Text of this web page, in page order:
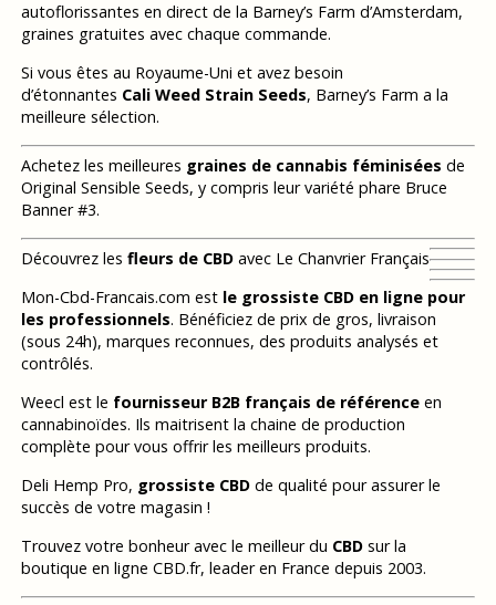
autoflorissantes en direct de la Barney’s Farm d’Amsterdam,
graines gratuites avec chaque commande.
Si vous êtes au Royaume-Uni et avez besoin
d’étonnantes Cali Weed Strain Seeds, Barney’s Farm a la
meilleure sélection.
Achetez les meilleures graines de cannabis féminisées de
Original Sensible Seeds, y compris leur variété phare Bruce
Banner #3.
Découvrez les fleurs de CBDavec Le Chanvrier Français
Mon-Cbd-Francais.com est le grossiste CBD en ligne pour
les professionnels. Bénéficiez de prix de gros, livraison
(sous 24h), marques reconnues, des produits analysés et
contrôlés.
Weecl est le fournisseur B2B français de référenceen
cannabinoïdes. Ils maitrisent la chaine de production
complète pour vous offrir les meilleurs produits.
Deli Hemp Pro, grossiste CBDde qualité pour assurer le
succès de votre magasin !
Trouvez votre bonheur avec le meilleur du CBDsur la
boutique en ligne CBD.fr, leader en France depuis 2003.